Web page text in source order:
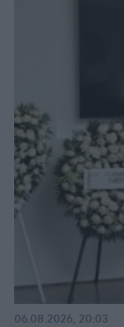
06.08.2026, 20:03